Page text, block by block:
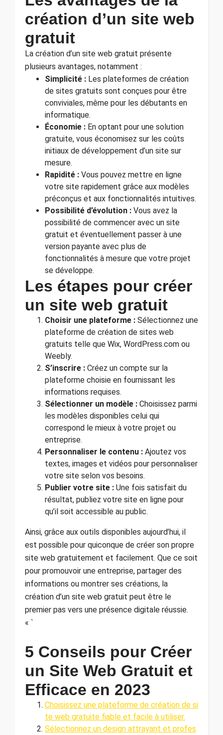
création d’un site web
gratuit
La création d’un site web gratuit présente
plusieurs avantages, notamment :
Simplicité : Les plateformes de création
de sites gratuits sont conçues pour être
conviviales, même pour les débutants en
informatique.
Économie : En optant pour une solution
gratuite, vous économisez sur les coûts
initiaux de développement d’un site sur
mesure.
Rapidité : Vous pouvez mettre en ligne
votre site rapidement grâce aux modèles
préconçus et aux fonctionnalités intuitives.
Possibilité d’évolution : Vous avez la
possibilité de commencer avec un site
gratuit et éventuellement passer à une
version payante avec plus de
fonctionnalités à mesure que votre projet
se développe.
Les étapes pour créer
un site web gratuit
Choisir une plateforme : Sélectionnez une
plateforme de création de sites web
gratuits telle que Wix, WordPress.com ou
Weebly.
S’inscrire : Créez un compte sur la
plateforme choisie en fournissant les
informations requises.
Sélectionner un modèle : Choisissez parmi
les modèles disponibles celui qui
correspond le mieux à votre projet ou
entreprise.
Personnaliser le contenu : Ajoutez vos
textes, images et vidéos pour personnaliser
votre site selon vos besoins.
Publier votre site : Une fois satisfait du
résultat, publiez votre site en ligne pour
qu’il soit accessible au public.
Ainsi, grâce aux outils disponibles aujourd’hui, il
est possible pour quiconque de créer son propre
site web gratuitement et facilement. Que ce soit
pour promouvoir une entreprise, partager des
informations ou montrer ses créations, la
création d’un site web gratuit peut être le
premier pas vers une présence digitale réussie.
« `
5 Conseils pour Créer
un Site Web Gratuit et
Efficace en 2023
Choisissez une plateforme de création de si
te web gratuite fiable et facile à utiliser.
Sélectionnez un design attrayant et profes